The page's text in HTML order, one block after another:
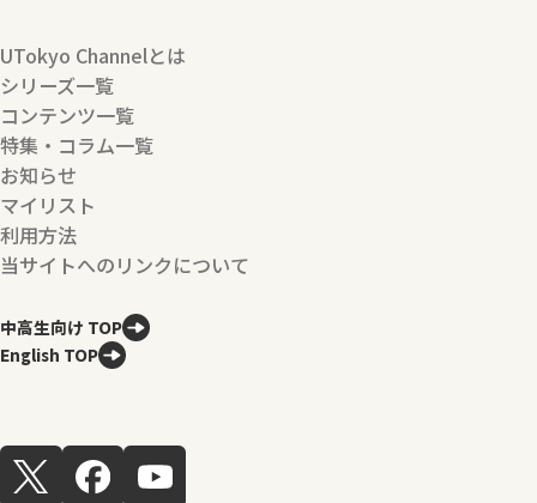
UTokyo Channelとは
シリーズ一覧
コンテンツ一覧
特集・コラム一覧
お知らせ
マイリスト
利用方法
当サイトへのリンクについて
中高生向け TOP
English TOP